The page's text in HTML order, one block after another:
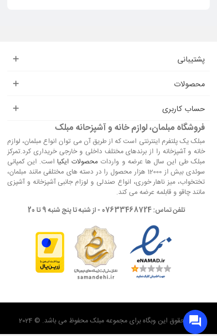
پشتیبانی
محصولات
حساب کاربری
فروشگاه مبلمان، لوازم خانه و آشپزحانه مبلک
مبلک یک پلتفرم اینترنتی است که از طریق آن می توان انواع مبلمان، لوازم
خانه و آشپزخانه را از برندهای مختلف داخلی و خارجی خریداری کرد.تمرکز
مبلک طی این سال ها عرضه و واردات محصولات ایکیااست. این کمپانی
سوئدی بیش از 12000 هزار محصول را در دسته های مختلفی مانند مبلمان،
تختخواب، میز ناهار خوری، انواع صندلی و لوزام جانبی آشپزخانه و آشپزی
مانند چاقو و قابلمه عرضه می کند.
تلفن تماس: 07633468724 - از شنبه تا پنج شنبه 9 تا 20
تمام حقوق این وبگاه برای مجموعه مبلک محفوظ می باشد. © 2024